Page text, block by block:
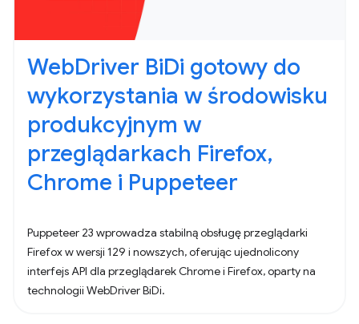
WebDriver BiDi gotowy do
wykorzystania w środowisku
produkcyjnym w
przeglądarkach Firefox,
Chrome i Puppeteer
Puppeteer 23 wprowadza stabilną obsługę przeglądarki
Firefox w wersji 129 i nowszych, oferując ujednolicony
interfejs API dla przeglądarek Chrome i Firefox, oparty na
technologii WebDriver BiDi.